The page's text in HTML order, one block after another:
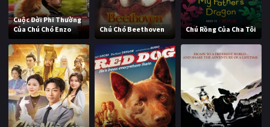
Cuộc Đời Phi Thường
Của Chú Chó Enzo
Chú Chó Beethoven Chú Rồng Của Cha Tôi